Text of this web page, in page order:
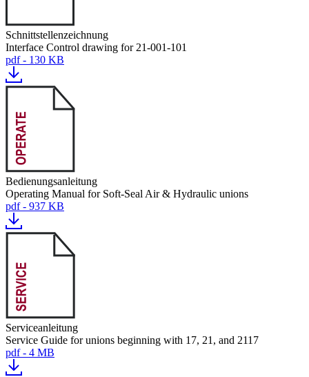
Schnittstellenzeichnung
Interface Control drawing for 21-001-101
pdf - 130 KB
Bedienungsanleitung
Operating Manual for Soft-Seal Air & Hydraulic unions
pdf - 937 KB
Serviceanleitung
Service Guide for unions beginning with 17, 21, and 2117
pdf - 4 MB